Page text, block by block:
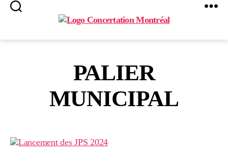
Montréal
PALIER
MUNICIPAL